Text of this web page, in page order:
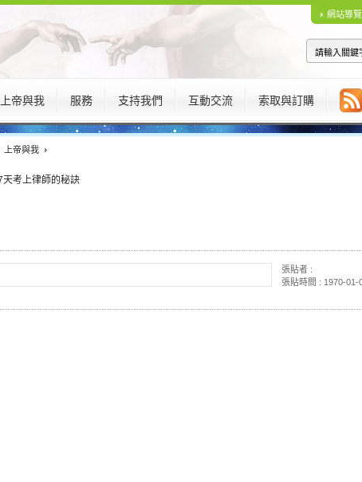
網站導覽
上帝與我 服務 支持我們 互動交流 索取與訂購
上帝與我
張貼者 :
張貼時間 : 1970-01-